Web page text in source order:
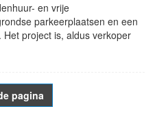
en vrije
parkeerplaatsen en een
Het project is, aldus verkoper
pagina